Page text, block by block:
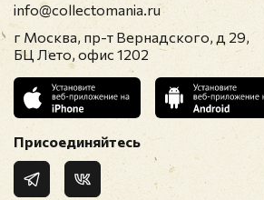
info@collectomania.ru
г Москва, пр-т Вернадского, д 29,
БЦ Лето, офис 1202
Присоединяйтесь